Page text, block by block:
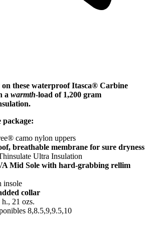
on these waterproof Itasca® Carbine
a warmth-load of 1,200 gram
package:
camo nylon uppers
breathable membrane for sure dryness
Ultra Insulation
Mid Sole with hard-grabbing rellim
insole
collar
21 ozs.
8,8.5,9,9.5,10